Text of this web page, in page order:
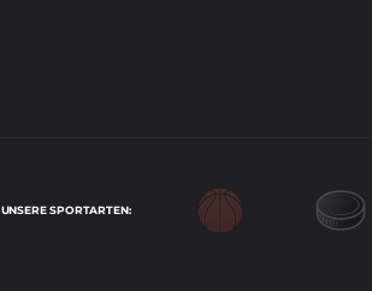
UNSERE SPORTARTEN: